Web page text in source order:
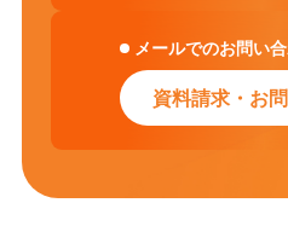
メールでのお問い
資料請求・お